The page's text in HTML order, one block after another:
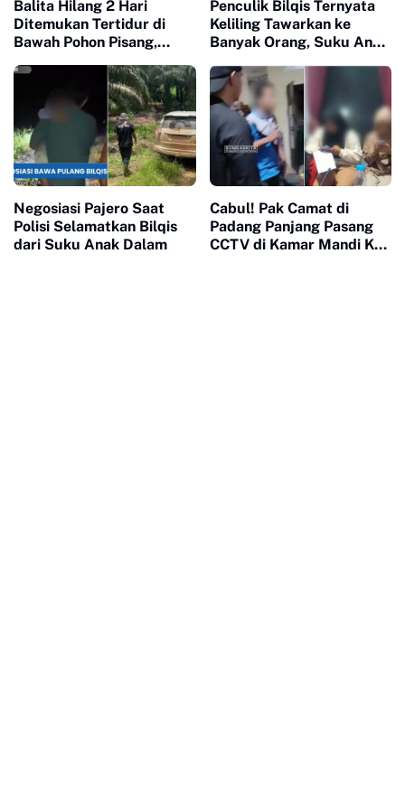
Balita Hilang 2 Hari
Ditemukan Tertidur di
Bawah Pohon Pisang,
Mamanya yang Sudah
Meninggal
Penculik Bilqis Ternyata
Keliling Tawarkan ke
Banyak Orang, Suku Anak
Kasihan
Negosiasi Pajero Saat
Polisi Selamatkan Bilqis
dari Suku Anak Dalam
Cabul! Pak Camat di
Padang Panjang Pasang
CCTV di Kamar Mandi Kos